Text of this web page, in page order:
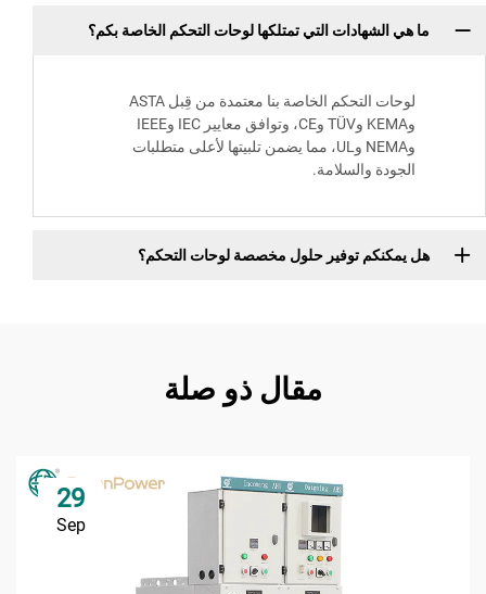
ما هي الشهادات التي تمتلكها لوحات التحكم الخاصة بكم؟
لوحات التحكم الخاصة بنا معتمدة من قِبل ASTA
وKEMA وTÜV وCE، وتوافق معايير IEC وIEEE
وNEMA وUL، مما يضمن تلبيتها لأعلى متطلبات
الجودة والسلامة.
هل يمكنكم توفير حلول مخصصة لوحات التحكم؟
مقال ذو صلة
29
Sep